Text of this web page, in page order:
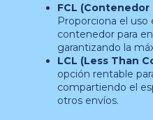
FCL
Proporciona el uso
contenedor para
garantizando la
LCL (Less Than
opción rentable
compartiendo el
otros envíos.